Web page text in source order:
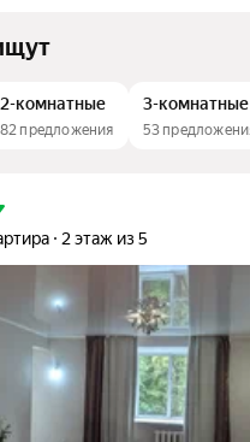
2-комнатные
82 предложения
3-комнатные
53
2 этаж из 5